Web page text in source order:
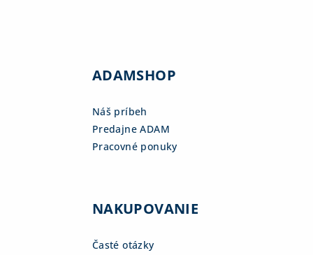
ADAMSHOP
Náš príbeh
Predajne ADAM
Pracovné ponuky
NAKUPOVANIE
Časté otázky